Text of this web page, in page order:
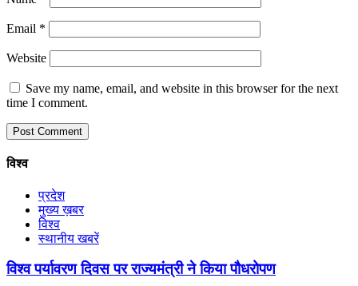
Email *
Website
Save my name, email, and website in this browser for the next
time I comment.
विश्व
प्रदेश
मुख्य ख़बर
विश्व
स्थानीय खबरें
विश्व पर्यावरण दिवस पर राज्यमंत्री ने किया पौधरोपण